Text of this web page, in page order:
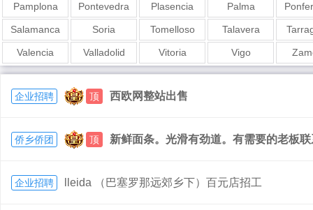
Pamplona Pontevedra Plasencia Palma
Salamanca Soria Tomelloso Talavera
Valencia Valladolid Vitoria Vigo
企业招聘 顶 西欧网整站出售
侨乡侨团 顶 新鲜面条。光滑有劲道。有需要的老板
企业招聘 lleida （巴塞罗那远郊乡下）百元店招工